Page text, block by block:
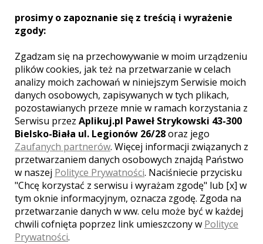
MIEJSCOWOŚCI W POBLIŻU
Wesele Dobre Miasto,Wesele Biskupiec,Wesele
Ruszajny,Wesele Łęgajny,Wesele Stawiguda ,Wesele
Szczytno,Wesele Lutry
WASZA OCENA:
prosimy o zapoznanie się z treścią i wyrażenie
zgody:
Zgadzam się na przechowywanie w moim urządzeniu
plików cookies, jak też na przetwarzanie w celach
analizy moich zachowań w niniejszym Serwisie moich
danych osobowych, zapisywanych w tych plikach,
pozostawianych przeze mnie w ramach korzystania z
Serwisu przez Aplikuj.pl Paweł Strykowski 43-300
Bielsko-Biała ul. Legionów 26/28oraz jego
Zaufanych partnerów. Więcej informacji związanych z
przetwarzaniem danych osobowych znajdą Państwo
w naszej Polityce Prywatności. Naciśniecie przycisku
"Chcę korzystać z serwisu i wyrażam zgodę" lub [x] w
tym oknie informacyjnym, oznacza zgodę. Zgoda na
przetwarzanie danych w ww. celu może być w każdej
chwili cofnięta poprzez link umieszczony w Polityce
Prywatności.